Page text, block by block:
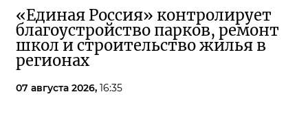
«Единая Россия» контролирует
благоустройство парков, ремонт
школ и строительство жилья в
регионах
07 августа 2026, 16:35